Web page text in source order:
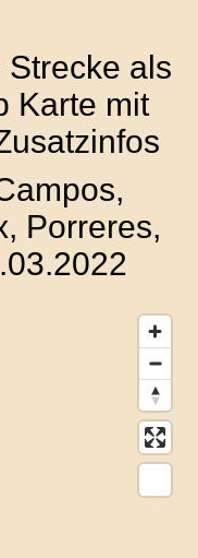
als
Karte mit
Porreres,